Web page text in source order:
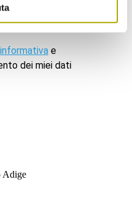
e
dei miei dati
Adige